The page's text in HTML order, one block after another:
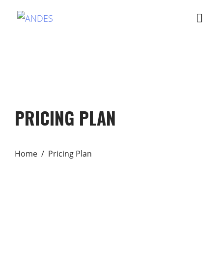
PRICING PLAN
Home Pricing Plan